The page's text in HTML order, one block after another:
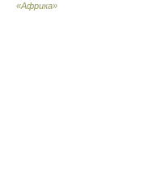
«Африка»